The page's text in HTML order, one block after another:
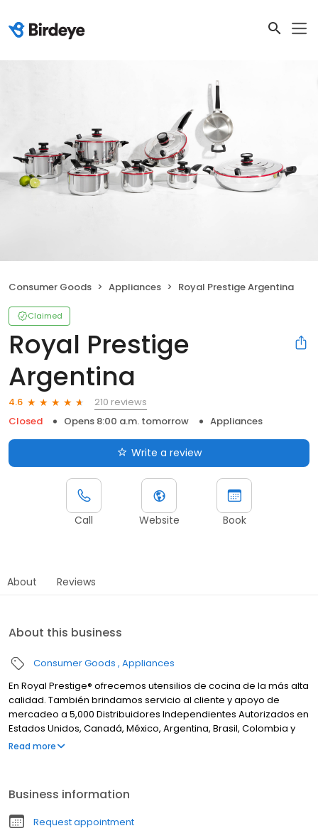
Consumer Goods Appliances Royal Prestige Argentina
Claimed
Royal Prestige
Argentina
4.6
210 reviews
Closed
Opens 8:00 a.m. tomorrow Appliances
Write a review
Call Website Book
About Reviews
About this business
Consumer Goods Appliances
En Royal Prestige® ofrecemos utensilios de cocina de la más alta
calidad. También brindamos servicio al cliente y apoyo de
mercadeo a 5,000 Distribuidores Independientes Autorizados en
Estados Unidos, Canadá, México, Argentina, Brasil, Colombia y
Perú, entre otros más. Además, facilitamos financiamiento y
Read more
Business information
Request appointment